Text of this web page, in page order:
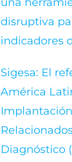
disruptiva
indicadores
Sigesa: El
América
Diagnóstico